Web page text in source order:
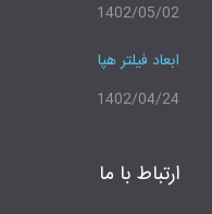
1402/05/02
ابعاد فیلتر هپا
1402/04/24
ارتباط با ما